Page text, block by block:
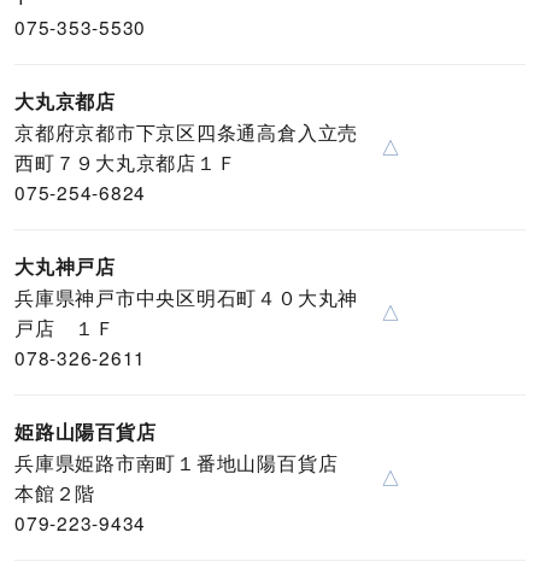
075-353-5530
大丸京都店
京都府京都市下京区四条通高倉入立売
西町７９大丸京都店１Ｆ
075-254-6824
△
大丸神戸店
兵庫県神戸市中央区明石町４０大丸神
戸店 １Ｆ
078-326-2611
△
姫路山陽百貨店
兵庫県姫路市南町１番地山陽百貨店
本館２階
079-223-9434
△